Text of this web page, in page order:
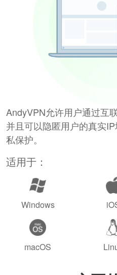
AndyVPN允许用户通过互
并且可以隐匿用户的真实
私保护。
适用于：
Windows
macOS